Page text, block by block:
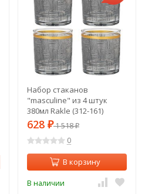
Набор стаканов
"masculine" из 4 штук
380мл Rakle (312-161)
628 ₽1 518₽
0
В корзину
В наличии